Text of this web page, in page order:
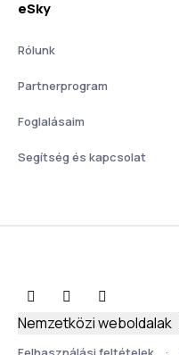
eSky
Rólunk
Partnerprogram
Foglalásaim
Segítség és kapcsolat
Nemzetközi weboldalak